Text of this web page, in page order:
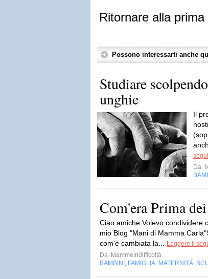
Ritornare alla prima
Possono interessarti anche
Studiare
unghie
Il
Da
Com'era Prima
Ciao amiche.Volevo condividere
mio Blog "Mani di Mamma
com'è cambiata la...
Leggere il
Da Mammeindifficoltà
BAMBINI
FAMIGLIA MATERNITÀ